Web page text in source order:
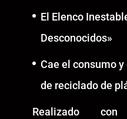
El Elenco
Desconocidos»
Cae el consumo
de reciclado de
Realizado